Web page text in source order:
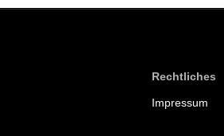
Rechtliches
Impressum